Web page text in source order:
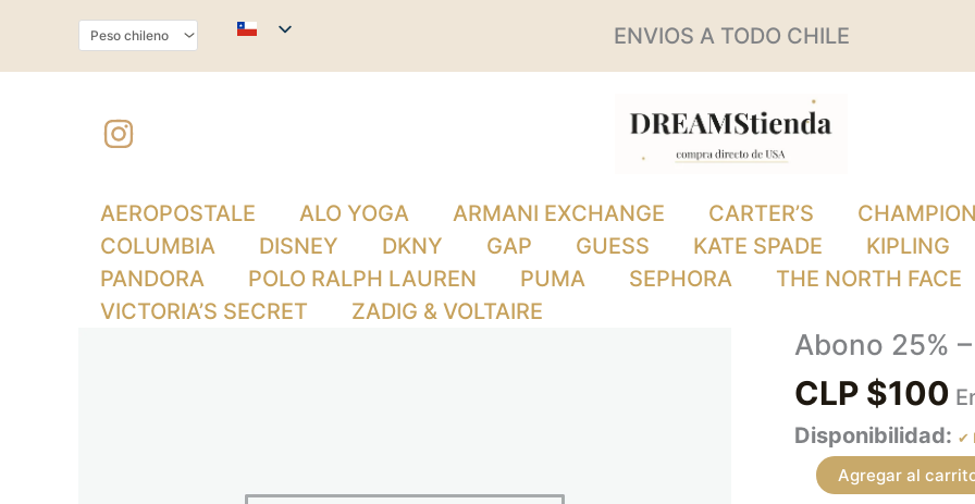
ENVIOS A TODO CHILE
AEROPOSTALE ALO YOGA ARMANI EXCHANGE CARTER’S CHAMPION
COLUMBIA
DISNEY DKNY GAP GUESS KATE SPADE KIPLING
PANDORA
POLO RALPH LAUREN PUMA SEPHORA THE NORTH FACE
VICTORIA’S SECRET
ZADIG & VOLTAIRE
Abono 25%
CLP $100
Disponibilidad:
Abono
25%
Pedido
personalizado
Agregar al